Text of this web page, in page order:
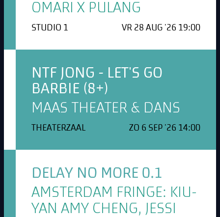
OMARI X PULANG
STUDIO 1 VR 28 AUG '26 19:00
NTF JONG - LET'S GO
BARBIE (8+)
MAAS THEATER & DANS
THEATERZAAL ZO 6 SEP '26 14:00
DELAY NO MORE 0.1
AMSTERDAM FRINGE: KIU-
YAN AMY CHENG, JESSI